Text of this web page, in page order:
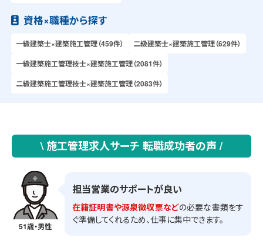
資格×職種から探す
一級建築士×建築施工管理（459件）
二級建築士×建築施工管理（629件）
一級建築施工管理技士×建築施工管理（2081件）
二級建築施工管理技士×建築施工管理（2083件）
\ 施工管理求人サーチ 転職成功者の声 /
51歳・男性
担当営業のサポートが良い
在籍証明書や源泉徴収票などの必要な書類をす
ぐ準備してくれるため、仕事に集中できます。